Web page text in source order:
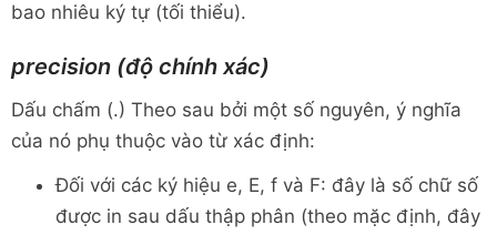
bao nhiêu ký tự (tối thiểu).
precision (độ chính xác)
Dấu chấm (.) Theo sau bởi một số nguyên, ý nghĩa
của nó phụ thuộc vào từ xác định:
Đối với các ký hiệu e, E, f và F: đây là số chữ số
được in sau dấu thập phân (theo mặc định, đây